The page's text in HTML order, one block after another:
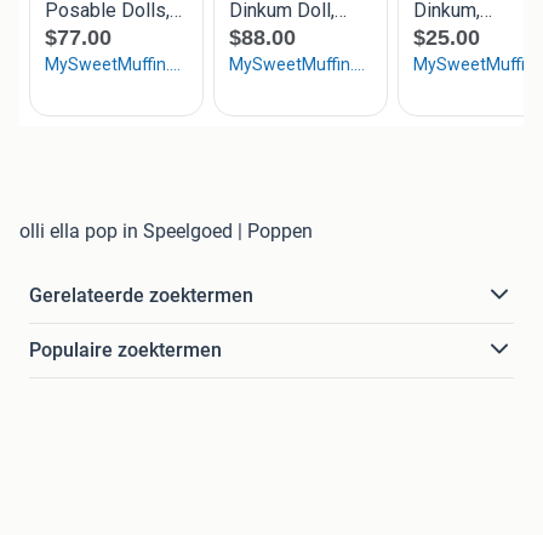
olli ella pop in Speelgoed | Poppen
Gerelateerde zoektermen
Populaire zoektermen